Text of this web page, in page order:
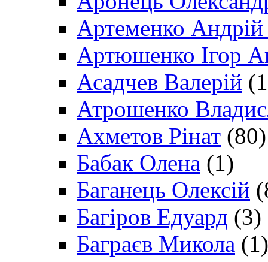
Артеменко Андрій
Артюшенко Ігор
Асадчев Валерій
Атрошенко
Ахметов Рінат (80)
Бабак Олена (1)
Баганець Олексій
Багіров Едуард (3)
Баграєв Микола (1)